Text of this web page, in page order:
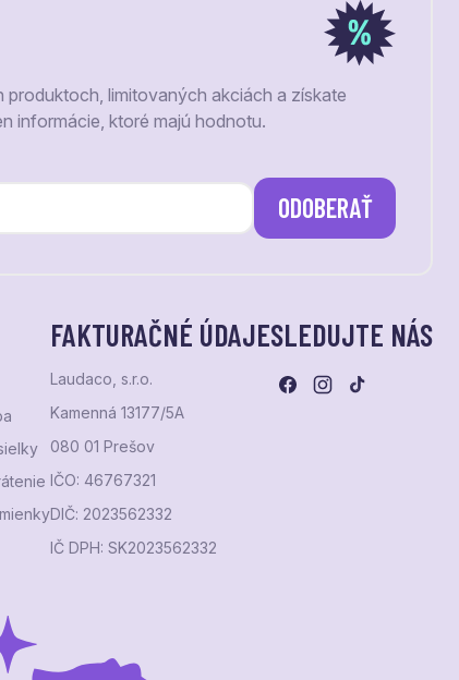
limitovaných akciách a získate
informácie, ktoré majú hodnotu.
ODOBERAŤ
FAKTURAČNÉ ÚDAJE
Laudaco, s.r.o.
Kamenná 13177/5A
080 01 Prešov
IČO: 46767321
DIČ: 2023562332
IČ DPH: SK2023562332
SLEDUJTE NÁS